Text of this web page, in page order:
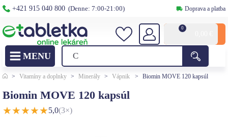
+421 915 040 800 (Denne: 7:00-21:00) Doprava a platba
0
> Vitamíny a doplnky > Minerály > Vápnik > Biomin MOVE 120 kapsúl
Biomin MOVE 120 kapsúl
★★★★★5,0(3×)